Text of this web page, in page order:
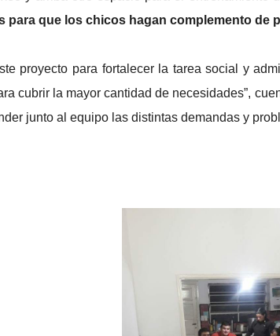
para que los chicos hagan complemento de
proyecto para fortalecer la tarea social y
cubrir la mayor cantidad de necesidades”,
junto al equipo las distintas demandas y